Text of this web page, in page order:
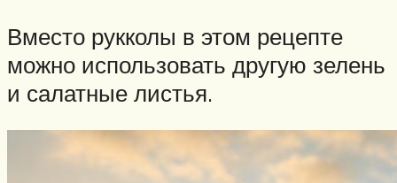
Вместо рукколы в этом рецепте
можно использовать другую зелень
и салатные листья.